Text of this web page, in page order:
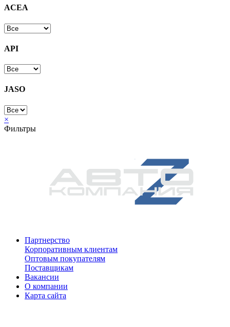
ACEA
API
JASO
×
Фильтры
Партнерство
Корпоративным клиентам
Оптовым покупателям
Поставщикам
Вакансии
О компании
Карта сайта